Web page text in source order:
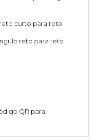
curto para reto
reto para reto
QR para